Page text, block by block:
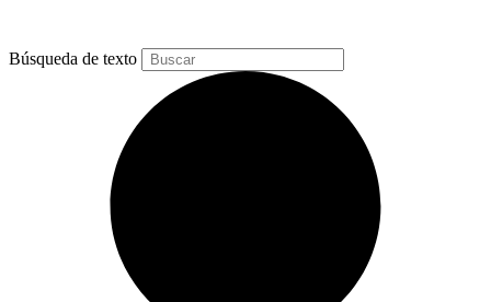
Búsqueda de texto